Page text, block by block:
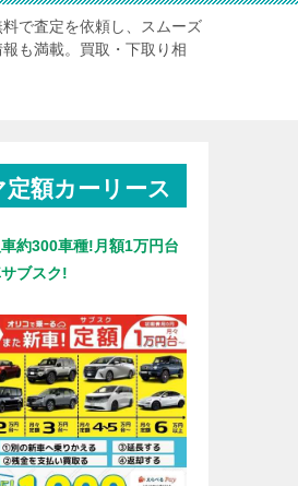
で査定を依頼し、スムーズ
も満載。買取・下取り相
定額カーリース
約300車種!月額1万円台
ブスク!